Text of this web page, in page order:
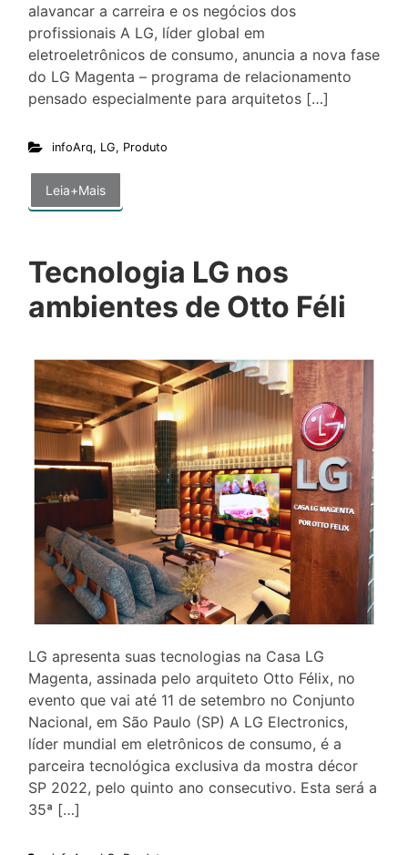
alavancar a carreira e os negócios dos
profissionais A LG, líder global em
eletroeletrônicos de consumo, anuncia a nova fase
do LG Magenta – programa de relacionamento
pensado especialmente para arquitetos […]
infoArq, LG, Produto
Leia+Mais
Tecnologia LG nos
ambientes de Otto Féli
LG apresenta suas tecnologias na Casa LG
Magenta, assinada pelo arquiteto Otto Félix, no
evento que vai até 11 de setembro no Conjunto
Nacional, em São Paulo (SP) A LG Electronics,
líder mundial em eletrônicos de consumo, é a
parceira tecnológica exclusiva da mostra décor
SP 2022, pelo quinto ano consecutivo. Esta será a
35ª […]